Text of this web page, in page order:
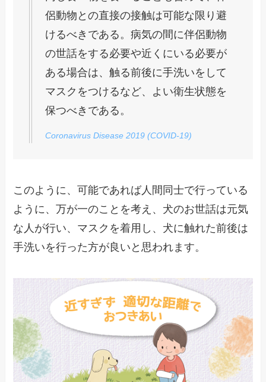
侶動物との直接の接触は可能な限り避
けるべきである。病気の間に伴侶動物
の世話をする必要や近くにいる必要が
ある場合は、触る前後に手洗いをして
マスクをつけるなど、よい衛生状態を
保つべきである。
Coronavirus Disease 2019 (COVID-19)
このように、可能であれば人間同士で行っている
ように、万が一のことを考え、犬のお世話は元気
な人が行い、マスクを着用し、犬に触れた前後は
手洗いを行った方が良いと思われます。